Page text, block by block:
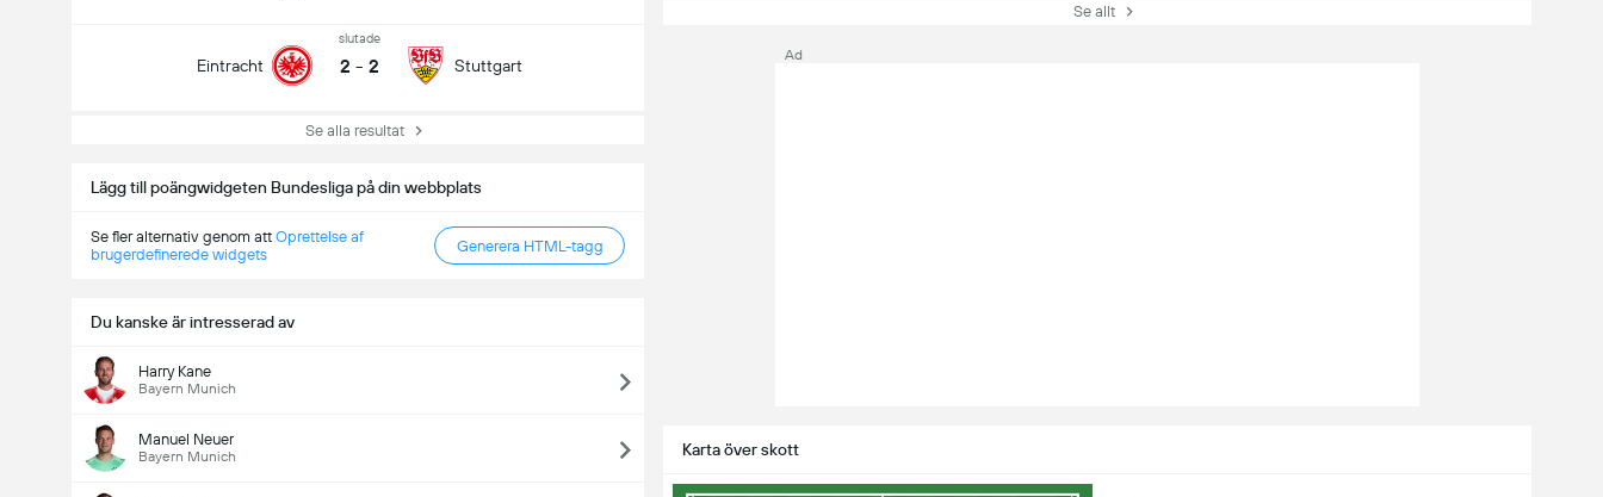
Eintracht
slutade
2 - 2 Stuttgart
Se alla resultat
Lägg till poängwidgeten Bundesliga på din webbplats
Se fler alternativ genom att Oprettelse af
brugerdefinerede widgets
Generera HTML-tagg
Du kanske är intresserad av
Harry Kane
Bayern Munich
Manuel Neuer
Bayern Munich
Se allt
Karta över skott
Ad